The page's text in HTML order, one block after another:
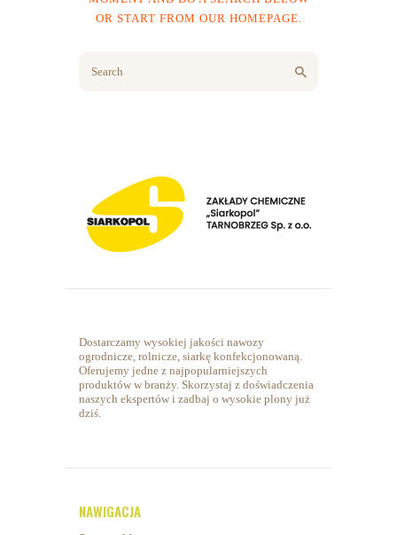
KONTAKT
OR START FROM OUR HOMEPAGE.
Dostarczamy wysokiej jakości nawozy
ogrodnicze, rolnicze, siarkę konfekcjonowaną.
Oferujemy jedne z najpopularniejszych
produktów w branży. Skorzystaj z doświadczenia
naszych ekspertów i zadbaj o wysokie plony już
dziś.
NAWIGACJA